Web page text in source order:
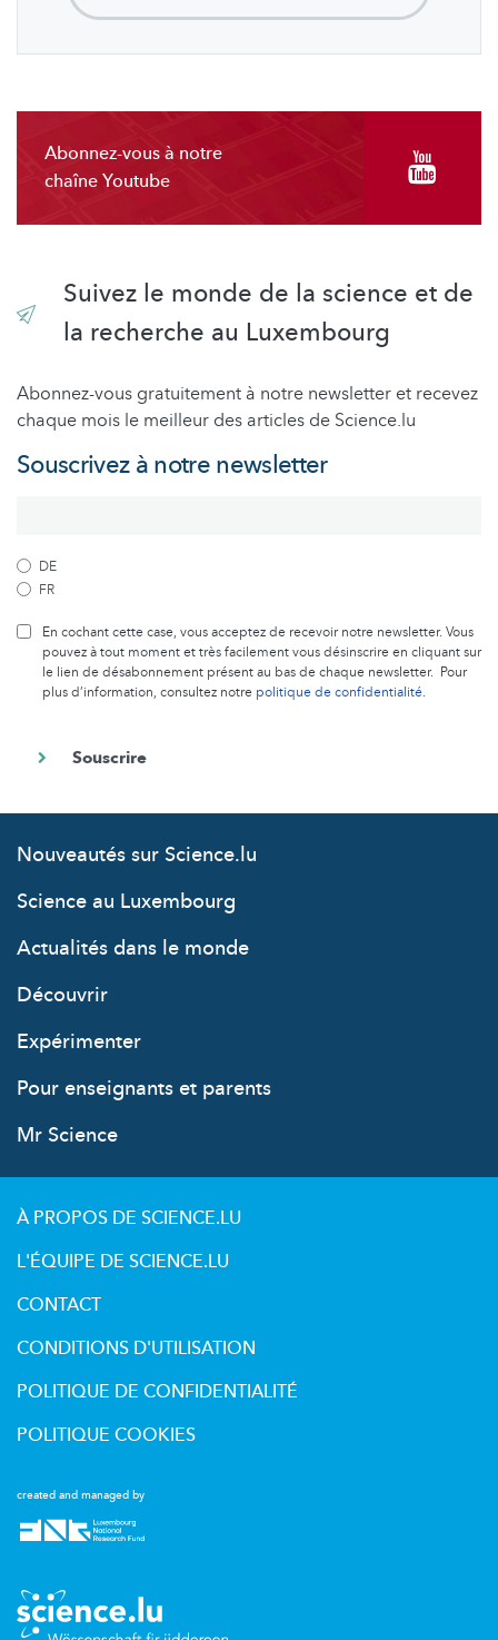
Abonnez-vous à notre
chaîne Youtube
Suivez le monde de la science et de
la recherche au Luxembourg
Abonnez-vous gratuitement à notre newsletter et recevez
chaque mois le meilleur des articles de Science.lu
Souscrivez à notre newsletter
DE
FR
En cochant cette case, vous acceptez de recevoir notre newsletter. Vous
pouvez à tout moment et très facilement vous désinscrire en cliquant sur
le lien de désabonnement présent au bas de chaque newsletter. Pour
plus d’information, consultez notre politique de confidentialité.
Nouveautés sur Science.lu
Science au Luxembourg
Actualités dans le monde
Découvrir
Expérimenter
Pour enseignants et parents
Mr Science
created and managed by
À PROPOS DE SCIENCE.LU
L'ÉQUIPE DE SCIENCE.LU
CONTACT
CONDITIONS D'UTILISATION
POLITIQUE DE CONFIDENTIALITÉ
POLITIQUE COOKIES